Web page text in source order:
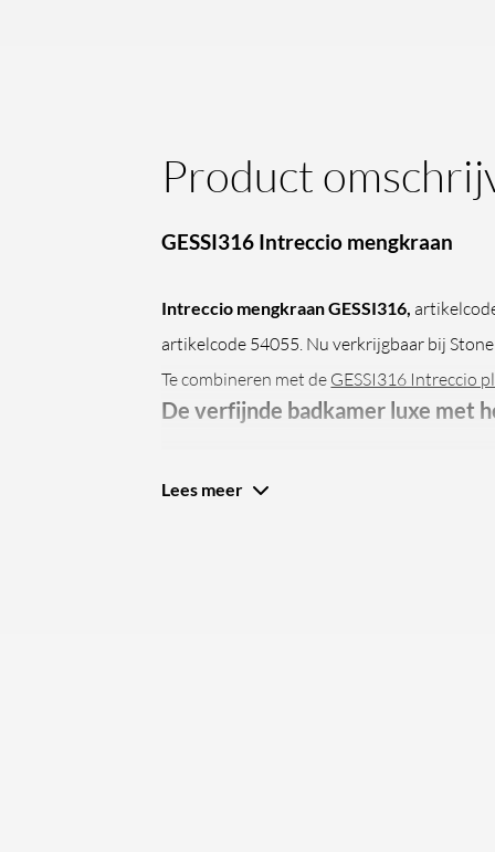
Product
GESSI316 Intreccio mengkraan
Intreccio mengkraan GESSI316,
artikelcode 54055. Nu verkrijgbaar bij
Te combineren met de GESSI316 Intreccio
De verfijnde badkamer luxe met
Lees meer